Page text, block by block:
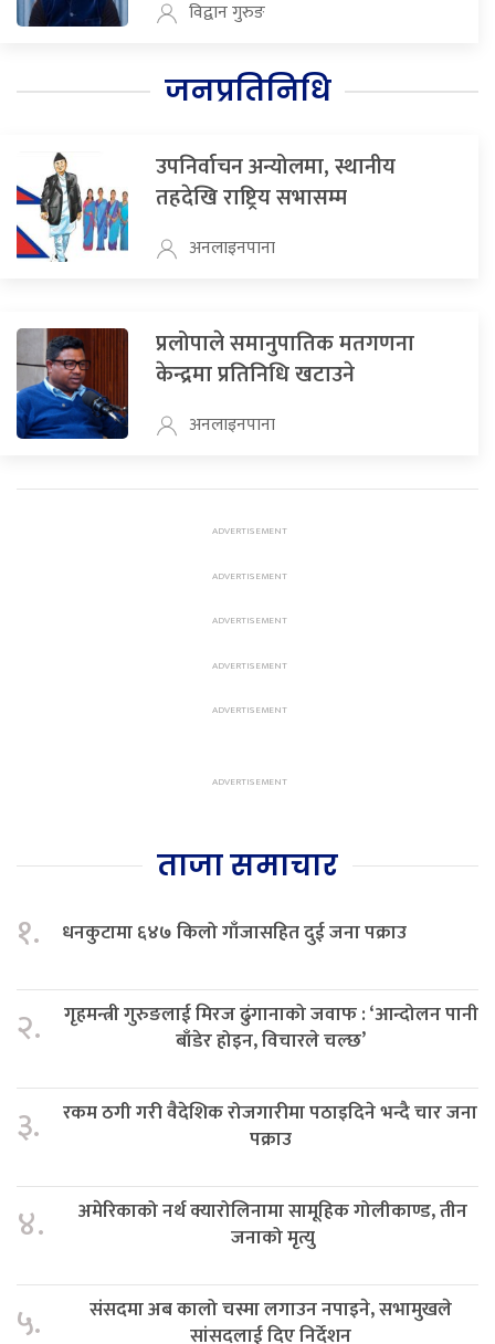
विद्वान गुरुङ
जनप्रतिनिधि
उपनिर्वाचन अन्योलमा, स्थानीय
तहदेखि राष्ट्रिय सभासम्म
अनलाइनपाना
प्रलोपाले समानुपातिक मतगणना
केन्द्रमा प्रतिनिधि खटाउने
अनलाइनपाना
ताजा समाचार
१. धनकुटामा ६४७ किलो गाँजासहित दुई जना पक्राउ
२.
गृहमन्त्री गुरुङलाई मिरज ढुंगानाको जवाफ : ‘आन्दोलन पानी
बाँडेर होइन, विचारले चल्छ’
३.
रकम ठगी गरी वैदेशिक रोजगारीमा पठाइदिने भन्दै चार जना
पक्राउ
४.
अमेरिकाको नर्थ क्यारोलिनामा सामूहिक गोलीकाण्ड, तीन
जनाको मृत्यु
५.
संसदमा अब कालो चस्मा लगाउन नपाइने, सभामुखले
सांसदलाई दिए निर्देशन